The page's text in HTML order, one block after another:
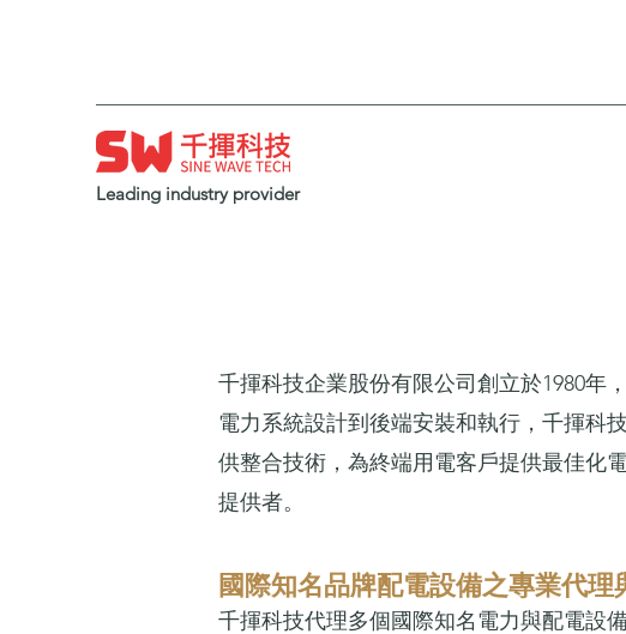
Leading industry provider
千揮科技企業股份有限公司創立於1980年
電力系統設計到後端安裝和執行，千揮科
供整合技術，為終端用電客戶提供最佳化
提供者。
國際知名品牌配電設備之專業代理
千揮科技代理多個國際知名電力與配電設